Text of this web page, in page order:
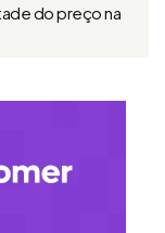
do preço na